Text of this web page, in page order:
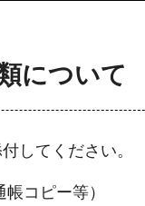
について
してください。
コピー等）